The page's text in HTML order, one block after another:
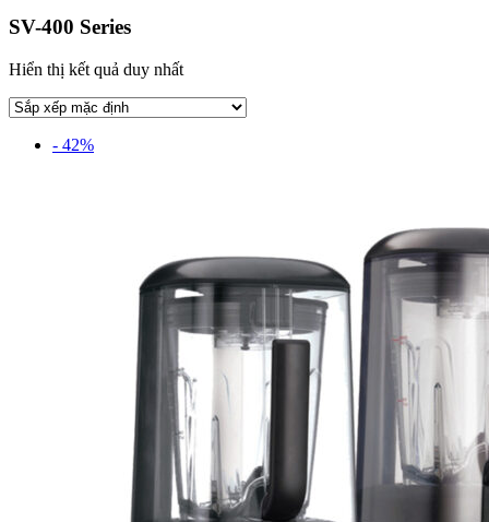
SV-400 Series
Hiển thị kết quả duy nhất
- 42%